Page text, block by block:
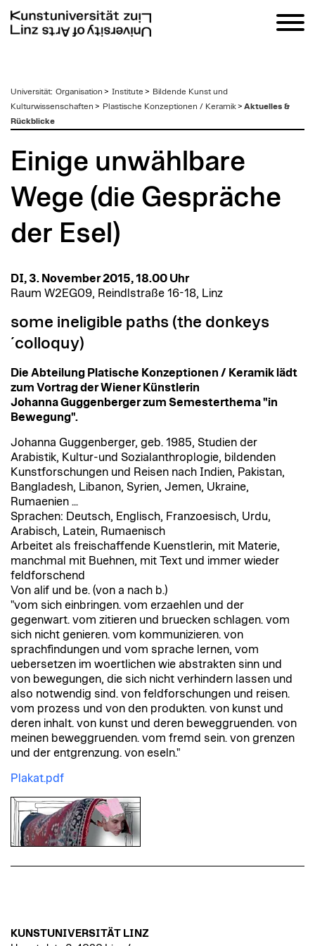
zum
Inhalt
Universität: Organisation > Institute > Bildende Kunst und
Kulturwissenschaften > Plastische Konzeptionen / Keramik> Aktuelles &
Rückblicke
Einige unwählbare
Wege (die Gespräche
der Esel)
DI, 3. November 2015, 18.00 Uhr
Raum W2EG09, Reindlstraße 16-18, Linz
some ineligible paths (the donkeys
´colloquy)
Die Abteilung Platische Konzeptionen / Keramik lädt
zum Vortrag der Wiener Künstlerin
Johanna Guggenberger zum Semesterthema "in
Bewegung".
Johanna Guggenberger, geb. 1985, Studien der
Arabistik, Kultur-und Sozialanthroplogie, bildenden
Kunstforschungen und Reisen nach Indien, Pakistan,
Bangladesh, Libanon, Syrien, Jemen, Ukraine,
Rumaenien ...
Sprachen: Deutsch, Englisch, Franzoesisch, Urdu,
Arabisch, Latein, Rumaenisch
Arbeitet als freischaffende Kuenstlerin, mit Materie,
manchmal mit Buehnen, mit Text und immer wieder
feldforschend
Von alif und be. (von a nach b.)
"vom sich einbringen. vom erzaehlen und der
gegenwart. vom zitieren und bruecken schlagen. vom
sich nicht genieren. vom kommunizieren. von
sprachfindungen und vom sprache lernen, vom
uebersetzen im woertlichen wie abstrakten sinn und
von bewegungen, die sich nicht verhindern lassen und
also notwendig sind. von feldforschungen und reisen.
vom prozess und von den produkten. von kunst und
deren inhalt. von kunst und deren beweggruenden. von
meinen beweggruenden. vom fremd sein. von grenzen
und der entgrenzung. von eseln."
Plakat.pdf
KUNSTUNIVERSITÄT LINZ